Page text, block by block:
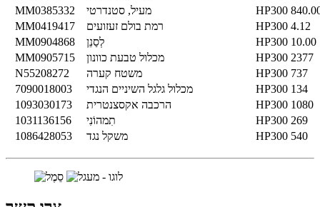
MM0385332
מעיל, סטנדרטי HP300
MM0419417
רמת בולם זעזועים HP300 4.12
MM0904868
לְסַנֵן HP300 10.00
MM0905715
מכלול טבעת כוונון HP300 2377
N55208272
משטח קערה HP300 737
7090018003
מכלול גלגל השיניים הנגדי HP300 134
1093030173
הרכבה אקסצנטרית HP300 1080
1031136156
תִמהוֹנִי HP300 269
1086428053
משקל נגד HP300 540